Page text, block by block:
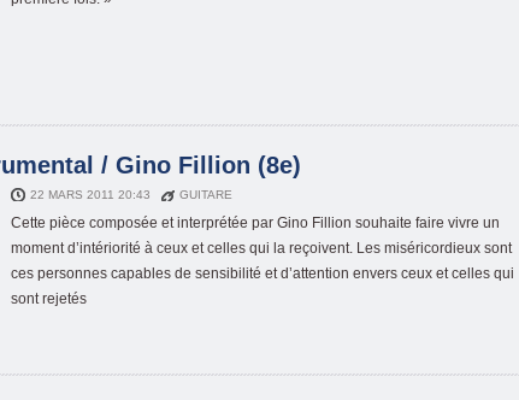
/ Gino Fillion (8e)
22 MARS 2011 20:43 GUITARE
Cette pièce composée et interprétée par Gino Fillion souhaite faire vivre un
moment d’intériorité à ceux et celles qui la reçoivent. Les miséricordieux sont
ces personnes capables de sensibilité et d’attention envers ceux et celles qui
sont rejetés